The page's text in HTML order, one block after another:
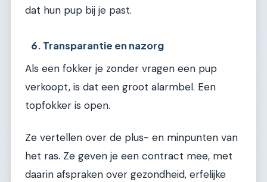
dat hun pup bij je past.
6. Transparantie en nazorg
Als een fokker je zonder vragen een pup
verkoopt, is dat een groot alarmbel. Een
topfokker is open.
Ze vertellen over de plus- en minpunten van
het ras. Ze geven je een contract mee, met
daarin afspraken over gezondheid, erfelijke